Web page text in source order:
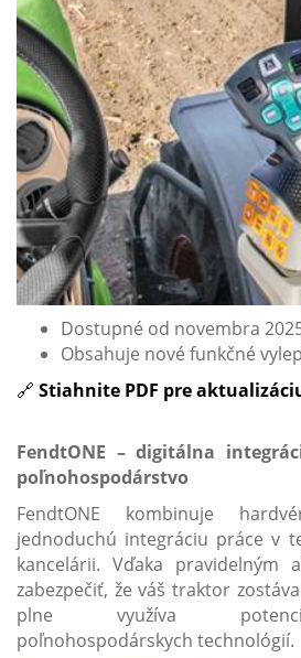
Dostupné od novembra
Obsahuje nové funkčné
🔗 Stiahnite PDF pre
FendtONE – digitálna
poľnohospodárstvo
FendtONE kombinuje
jednoduchú integráciu práce v
kancelárii. Vďaka pravidelným
zabezpečiť, že váš traktor
plne využíva
poľnohospodárskych technológií.